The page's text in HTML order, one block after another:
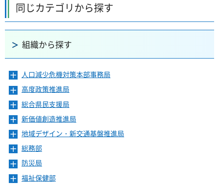
同じカテゴリから探す
組織から探す
メ
ニ
ュ
ー
を
開
き
ま
す
人口減少危機対策本部事務局
メ
ニ
ュ
ー
を
開
き
ま
す
高度政策推進局
メ
ニ
ュ
ー
を
開
き
ま
す
総合県民支援局
メ
ニ
ュ
ー
開
き
新価値創造推進局
メ
ニ
ュ
ー
を
開
地域デザイン・新交通基盤推進局
メ
ニ
ュ
ー
総務部
メ
ニ
防災局
メ 福祉保健部